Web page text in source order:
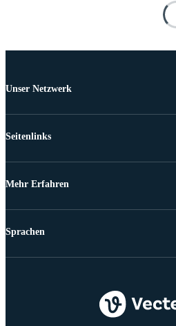
Unser Netzwerk
Seitenlinks
Mehr Erfahren
Sprachen